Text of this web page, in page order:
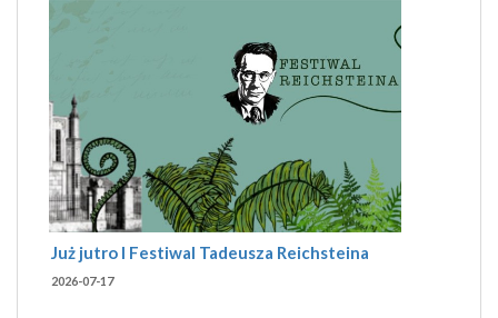
Już jutro I Festiwal Tadeusza Reichsteina
2026-07-17